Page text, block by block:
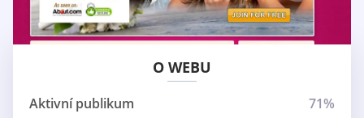
O WEBU
Aktivní publikum
71%